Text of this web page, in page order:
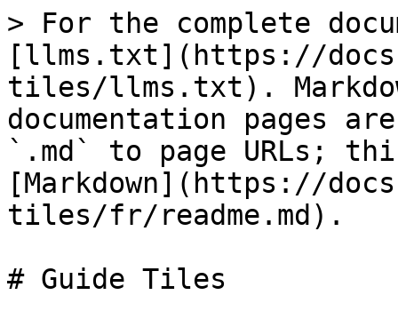
> For the complete
[llms.txt](https://
tiles/llms.txt).
documentation pages
`.md` to page URLs;
[Markdown](https://
tiles/fr/readme.md).
# Guide Tiles